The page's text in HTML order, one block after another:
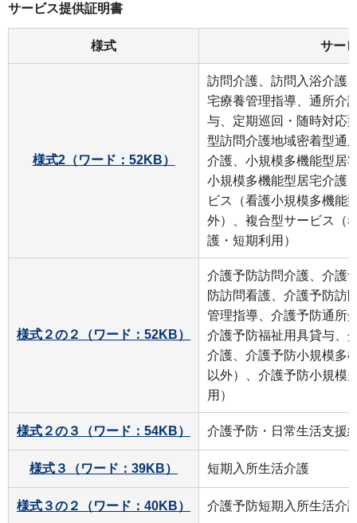
サービス提供証明書
様式 サー
様式2（ワード：52KB）
訪問介護、訪問入浴介護
宅療養管理指導、通所介
与、定期巡回・随時対応
型訪問介護地域密着型通
介護、小規模多機能型居
小規模多機能型居宅介護
ビス（看護小規模多機能
外）、複合型サービス（
護・短期利用）
様式２の２（ワード：52KB）
介護予防訪問介護、介護
防訪問看護、介護予防訪
管理指導、介護予防通所
介護予防福祉用具貸与、
介護、介護予防小規模多
以外）、介護予防小規模
用）
様式２の３（ワード：54KB） 介護予防・日常生活支援
様式３（ワード：39KB） 短期入所生活介護
様式３の２（ワード：40KB） 介護予防短期入所生活介